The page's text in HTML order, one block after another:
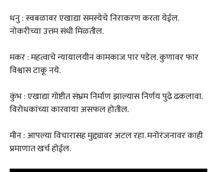
धनु : स्वबळावर एखाद्या समस्येचे निराकरण करता येईल.
नोकरीच्या उत्तम संधी मिळतील.
मकर : महत्वाचे न्यायालयीन कामकाज पार पडेल. कुणावर फार
विश्वास टाकू नये.
कुंभ : एखाद्या गोष्टीत संभ्रम निर्माण झाल्यास निर्णय पुढे ढकलावा.
विरोधकांच्या कारवाया असफल होतील.
मीन : आपल्या विचारासह मुद्द्यावर अटल रहा. मनोरंजनावर काही
प्रमाणात खर्च होईल.